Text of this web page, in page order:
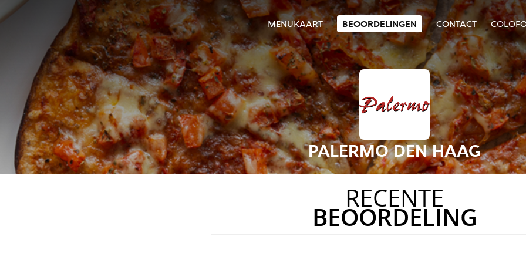
MENUKAART BEOORDELINGEN CONTACT
PALERMO DEN HAAG
RECENTE
BEOORDELING